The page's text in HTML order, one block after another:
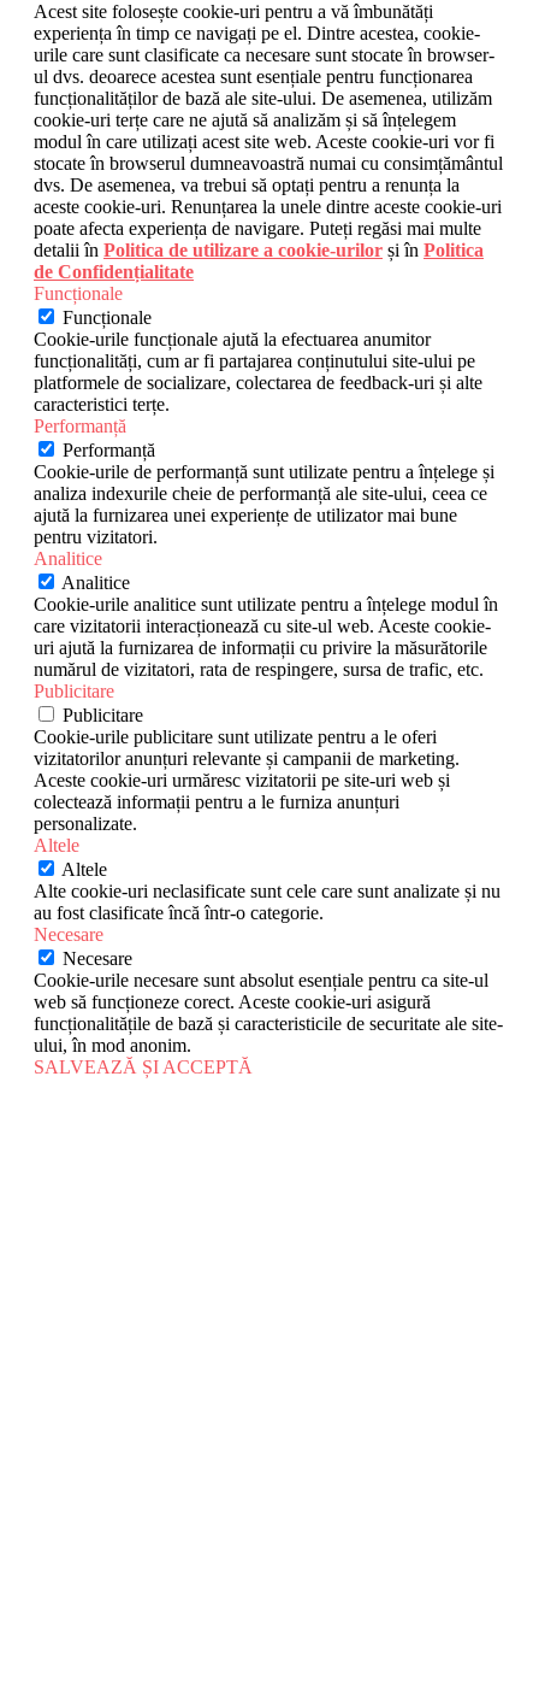
Acest site folosește cookie-uri pentru a vă îmbunătăți
experiența în timp ce navigați pe el. Dintre acestea, cookie-
urile care sunt clasificate ca necesare sunt stocate în browser-
ul dvs. deoarece acestea sunt esențiale pentru funcționarea
funcționalităților de bază ale site-ului. De asemenea, utilizăm
cookie-uri terțe care ne ajută să analizăm și să înțelegem
modul în care utilizați acest site web. Aceste cookie-uri vor fi
stocate în browserul dumneavoastră numai cu consimțământul
dvs. De asemenea, va trebui să optați pentru a renunța la
aceste cookie-uri. Renunțarea la unele dintre aceste cookie-uri
poate afecta experiența de navigare. Puteți regăsi mai multe
detalii în Politica de utilizare a cookie-urilor și în Politica
de Confidențialitate
Funcționale
Funcționale
Cookie-urile funcționale ajută la efectuarea anumitor
funcționalități, cum ar fi partajarea conținutului site-ului pe
platformele de socializare, colectarea de feedback-uri și alte
caracteristici terțe.
Performanță
Performanță
Cookie-urile de performanță sunt utilizate pentru a înțelege și
analiza indexurile cheie de performanță ale site-ului, ceea ce
ajută la furnizarea unei experiențe de utilizator mai bune
pentru vizitatori.
Analitice
Analitice
Cookie-urile analitice sunt utilizate pentru a înțelege modul în
care vizitatorii interacționează cu site-ul web. Aceste cookie-
uri ajută la furnizarea de informații cu privire la măsurătorile
numărul de vizitatori, rata de respingere, sursa de trafic, etc.
Publicitare
Publicitare
Cookie-urile publicitare sunt utilizate pentru a le oferi
vizitatorilor anunțuri relevante și campanii de marketing.
Aceste cookie-uri urmăresc vizitatorii pe site-uri web și
colectează informații pentru a le furniza anunțuri
personalizate.
Altele
Altele
Alte cookie-uri neclasificate sunt cele care sunt analizate și nu
au fost clasificate încă într-o categorie.
Necesare
Necesare
Cookie-urile necesare sunt absolut esențiale pentru ca site-ul
web să funcționeze corect. Aceste cookie-uri asigură
funcționalitățile de bază și caracteristicile de securitate ale site-
ului, în mod anonim.
SALVEAZĂ ȘI ACCEPTĂ